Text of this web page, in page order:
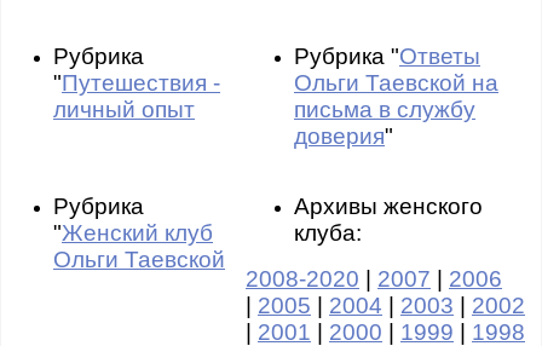
Рубрика
"Путешествия -
личный опыт
Рубрика "Ответы
Ольги Таевской на
письма в службу
доверия"
Рубрика
"Женский клуб
Ольги Таевской
Архивы женского
клуба:
2008-2020
2007
2006
2005 2004 2003
2002
2001 2000 1999 1998